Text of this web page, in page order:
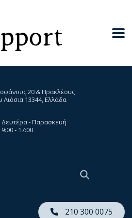
20 & Ηρακλέους
Λιόσια 13344, Ελλάδα
Δευτέρα - Παρασκευή
9:00 - 17:00
210 300 0075